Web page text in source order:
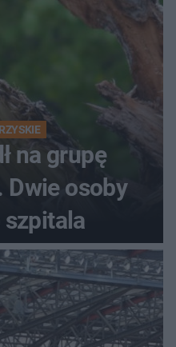
na grupę
Dwie osoby
szpitala